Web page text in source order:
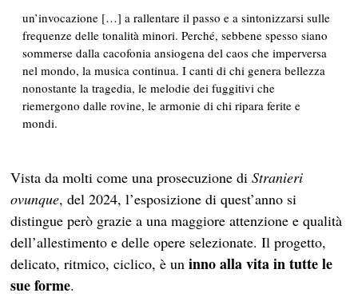
un’invocazione […] a rallentare il passo e a sintonizzarsi sulle
frequenze delle tonalità minori. Perché, sebbene spesso siano
sommerse dalla cacofonia ansiogena del caos che imperversa
nel mondo, la musica continua. I canti di chi genera bellezza
nonostante la tragedia, le melodie dei fuggitivi che
riemergono dalle rovine, le armonie di chi ripara ferite e
mondi.
Vista da molti come una prosecuzione diStranieri
ovunque, del 2024, l’esposizione di quest’anno si
distingue però grazie a una maggiore attenzione e qualità
dell’allestimento e delle opere selezionate. Il progetto,
delicato, ritmico, ciclico, è uninno alla vita in tutte le
sue forme.